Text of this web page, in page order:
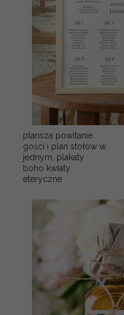
plansza powitanie
gości i plan stołów w
jednym, plakaty
boho kwiaty
eteryczne